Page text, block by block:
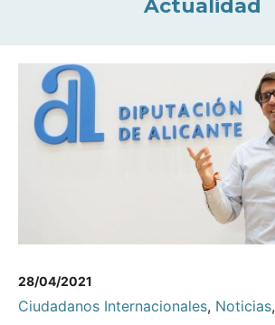
Actualidad
28/04/2021
Ciudadanos Internacionales, Noticias,